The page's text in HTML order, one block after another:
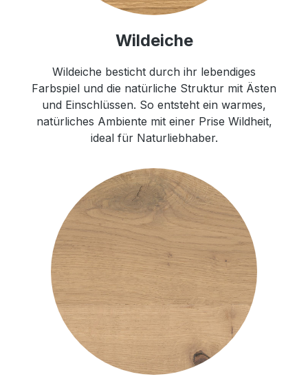
Wildeiche
Wildeiche besticht durch ihr lebendiges
Farbspiel und die natürliche Struktur mit Ästen
und Einschlüssen. So entsteht ein warmes,
natürliches Ambiente mit einer Prise Wildheit,
ideal für Naturliebhaber.